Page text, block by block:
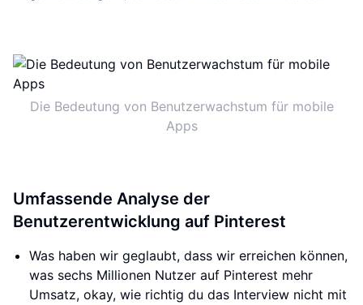
Die Bedeutung von Benutzerwachstum für mobile
Apps
Umfassende Analyse der
Benutzerentwicklung auf Pinterest
Was haben wir geglaubt, dass wir erreichen können,
was sechs Millionen Nutzer auf Pinterest mehr
Umsatz, okay, wie richtig du das Interview nicht mit